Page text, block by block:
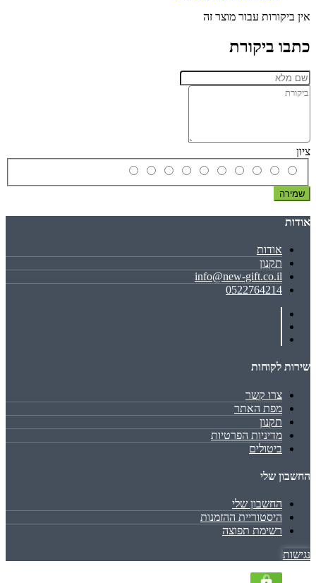
אין ביקורות עבור מוצר זה
כתבו ביקורת
ציון
שמירה
אודות
אודות
תקנון
info@new-gift.co.il
0522764214
שירות לקוחות
צרו קשר
מפת האתר
תקנון
מדיניות הפרטיות
ביטולים
החשבון שלי
החשבון שלי
היסטוריית ההזמנות
רשימת תפוצה
נגישות